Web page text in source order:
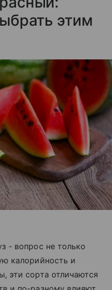
этим
- вопрос не только
калорийность и
эти сорта отличаются